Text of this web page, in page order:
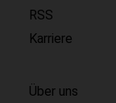
RSS
Karriere
Über uns